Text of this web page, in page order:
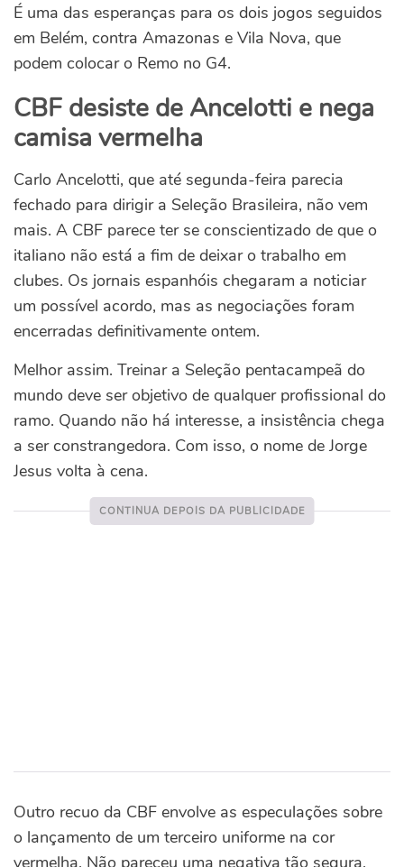
É uma das esperanças para os dois jogos seguidos
em Belém, contra Amazonas e Vila Nova, que
podem colocar o Remo no G4.
CBF desiste de Ancelotti e nega
camisa vermelha
Carlo Ancelotti, que até segunda-feira parecia
fechado para dirigir a Seleção Brasileira, não vem
mais. A CBF parece ter se conscientizado de que o
italiano não está a fim de deixar o trabalho em
clubes. Os jornais espanhóis chegaram a noticiar
um possível acordo, mas as negociações foram
encerradas definitivamente ontem.
Melhor assim. Treinar a Seleção pentacampeã do
mundo deve ser objetivo de qualquer profissional do
ramo. Quando não há interesse, a insistência chega
a ser constrangedora. Com isso, o nome de Jorge
Jesus volta à cena.
Outro recuo da CBF envolve as especulações sobre
o lançamento de um terceiro uniforme na cor